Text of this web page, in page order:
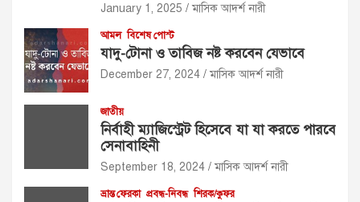
January 1, 2025 মাসিক আদর্শ নারী
আমল বিশেষ পোস্ট
যাদু-টোনা ও তাবিজ নষ্ট করবেন যেভাবে
December 27, 2024 মাসিক আদর্শ নারী
জাতীয়
নির্বাহী ম্যাজিস্ট্রেট হিসেবে যা যা করতে পারবে
সেনাবাহিনী
September 18, 2024 মাসিক আদর্শ নারী
ভ্রান্ত ফেরকা প্রবন্ধ-নিবন্ধ শিরক/কুফর